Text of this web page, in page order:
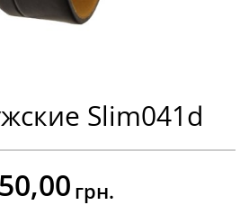
Slim041d
грн.